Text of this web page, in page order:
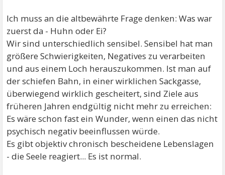
Ich muss an die altbewährte Frage denken: Was war
zuerst da - Huhn oder Ei?
Wir sind unterschiedlich sensibel. Sensibel hat man
größere Schwierigkeiten, Negatives zu verarbeiten
und aus einem Loch herauszukommen. Ist man auf
der schiefen Bahn, in einer wirklichen Sackgasse,
überwiegend wirklich gescheitert, sind Ziele aus
früheren Jahren endgültig nicht mehr zu erreichen:
Es wäre schon fast ein Wunder, wenn einen das nicht
psychisch negativ beeinflussen würde.
Es gibt objektiv chronisch bescheidene Lebenslagen
- die Seele reagiert... Es ist normal.